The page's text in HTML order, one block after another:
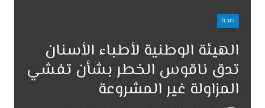
صحة
الهيئة الوطنية لأطباء الأسنان
تدق ناقوس الخطر بشأن تفشي
المزاولة غير المشروعة